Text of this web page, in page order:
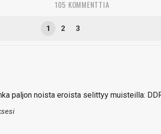
105 KOMMENTTIA
1 2 3
paljon noista eroista selittyy muisteilla: